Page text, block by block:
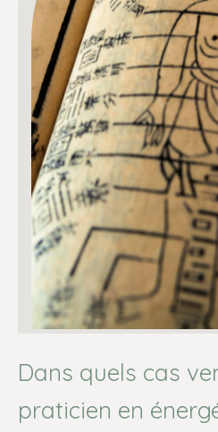
Dans quels cas
praticien en